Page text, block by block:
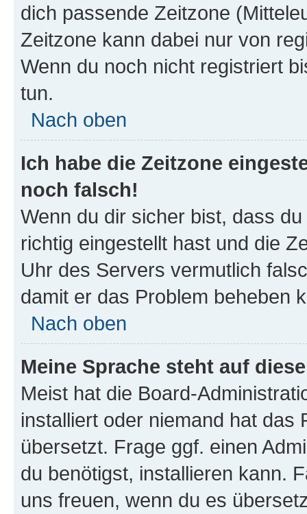
dich passende Zeitzone
Zeitzone kann dabei nur von
Wenn du noch nicht registriert
tun.
Nach oben
Ich habe die Zeitzone
noch falsch!
Wenn du dir sicher bist, dass
richtig eingestellt hast und die
Uhr des Servers vermutlich
damit er das Problem beheben
Nach oben
Meine Sprache steht auf
Meist hat die Board-
installiert oder niemand hat das
übersetzt. Frage ggf. einen
du benötigst, installieren kann.
uns freuen, wenn du es